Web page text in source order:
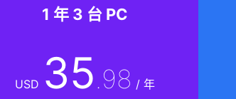
1 年 3 台 PC
USD 35.98 / 年